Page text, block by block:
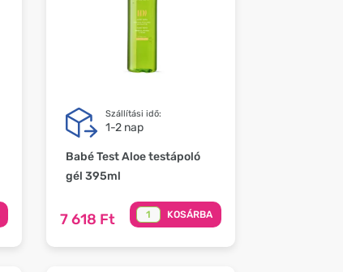
Szállítási idő:
1-2 nap
Babé Test Aloe testápoló
gél 395ml
7 618 Ft KOSÁRBA